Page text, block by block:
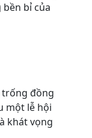
bỉ của
trống đồng
một lễ hội
khát vọng